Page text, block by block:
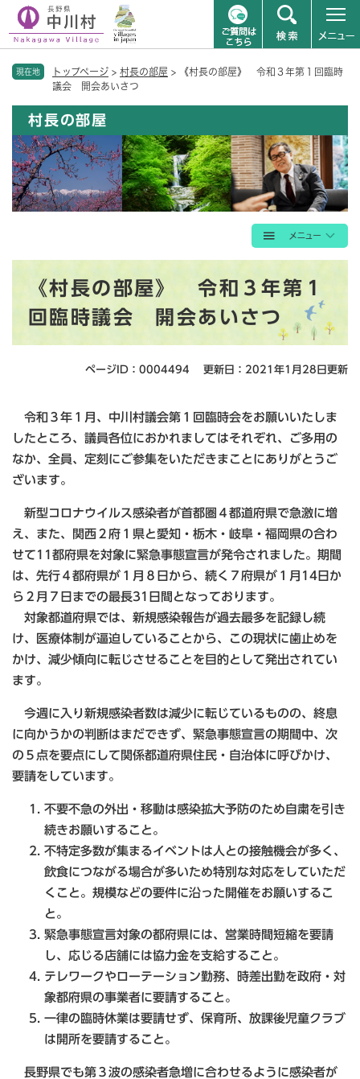
現在地 トップページ > 村長の部屋 >
《村長の部屋》 令和３年第１回臨時
議会 開会あいさつ
村長の部屋
《村長の部屋》 令和３年第１
回臨時議会 開会あいさつ
ページID：0004494 更新日：2021年1月28日更新
令和３年１月、中川村議会第１回臨時会をお願いいたしま
したところ、議員各位におかれましてはそれぞれ、ご多用の
なか、全員、定刻にご参集をいただきまことにありがとうご
ざいます。
新型コロナウイルス感染者が首都圏４都道府県で急激に増
え、また、関西２府１県と愛知・栃木・岐阜・福岡県の合わ
せて11都府県を対象に緊急事態宣言が発令されました。期間
は、先行４都府県が１月８日から、続く７府県が１月14日か
ら２月７日までの最長31日間となっております。
対象都道府県では、新規感染報告が過去最多を記録し続
け、医療体制が逼迫していることから、この現状に歯止めを
かけ、減少傾向に転じさせることを目的として発出されてい
ます。
今週に入り新規感染者数は減少に転じているものの、終息
に向かうかの判断はまだできず、緊急事態宣言の期間中、次
の５点を要点にして関係都道府県住民・自治体に呼びかけ、
要請をしています。
不要不急の外出・移動は感染拡大予防のため自粛を引き
続きお願いすること。
不特定多数が集まるイベントは人との接触機会が多く、
飲食につながる場合が多いため特別な対応をしていただ
くこと。規模などの要件に沿った開催をお願いするこ
と。
緊急事態宣言対象の都府県には、営業時間短縮を要請
し、応じる店舗には協力金を支給すること。
テレワークやローテーション勤務、時差出勤を政府・対
象都府県の事業者に要請すること。
一律の臨時休業は要請せず、保育所、放課後児童クラブ
は開所を要請すること。
長野県でも第３波の感染者急増に合わせるように感染者が